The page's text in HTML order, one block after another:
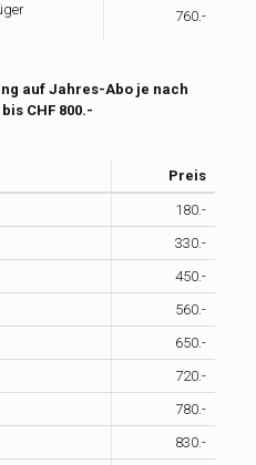
760.-
auf Jahres-Abo je nach
CHF 800.-
Preis
180.-
330.-
450.-
560.-
650.-
720.-
780.-
830.-